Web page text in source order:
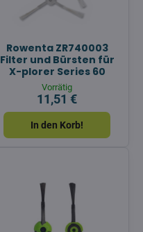
Rowenta ZR740003
Filter und Bürsten für
X-plorer Series 60
Vorrätig
11,51 €
In den Korb!